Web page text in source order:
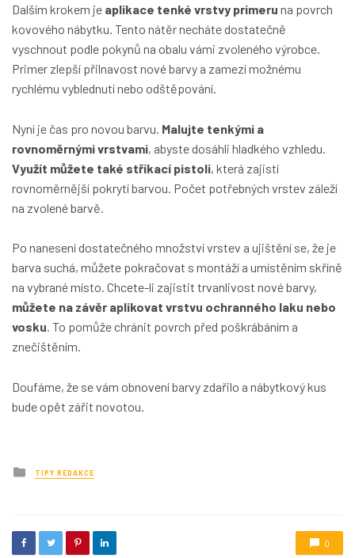
Dalším krokem je aplikace tenké vrstvy primeru na povrch
kovového nábytku. Tento nátěr necháte dostatečně
vyschnout podle pokynů na obalu vámi zvoleného výrobce.
Primer zlepší přilnavost nové barvy a zamezí možnému
rychlému vyblednutí nebo odštěpování.
Nyní je čas pro novou barvu. Malujte tenkými a
rovnoměrnými vrstvami, abyste dosáhli hladkého vzhledu.
Využít můžete také stříkací pistoli, která zajistí
rovnoměrnější pokrytí barvou. Počet potřebných vrstev záleží
na zvolené barvě.
Po nanesení dostatečného množství vrstev a ujištění se, že je
barva suchá, můžete pokračovat s montáží a umístěním skříně
na vybrané místo. Chcete-li zajistit trvanlivost nové barvy,
můžete na závěr aplikovat vrstvu ochranného laku nebo
vosku. To pomůže chránit povrch před poškrábáním a
znečištěním.
Doufáme, že se vám obnovení barvy zdařilo a nábytkový kus
bude opět zářit novotou.
Posted
in
TIPY REDAKCE
0